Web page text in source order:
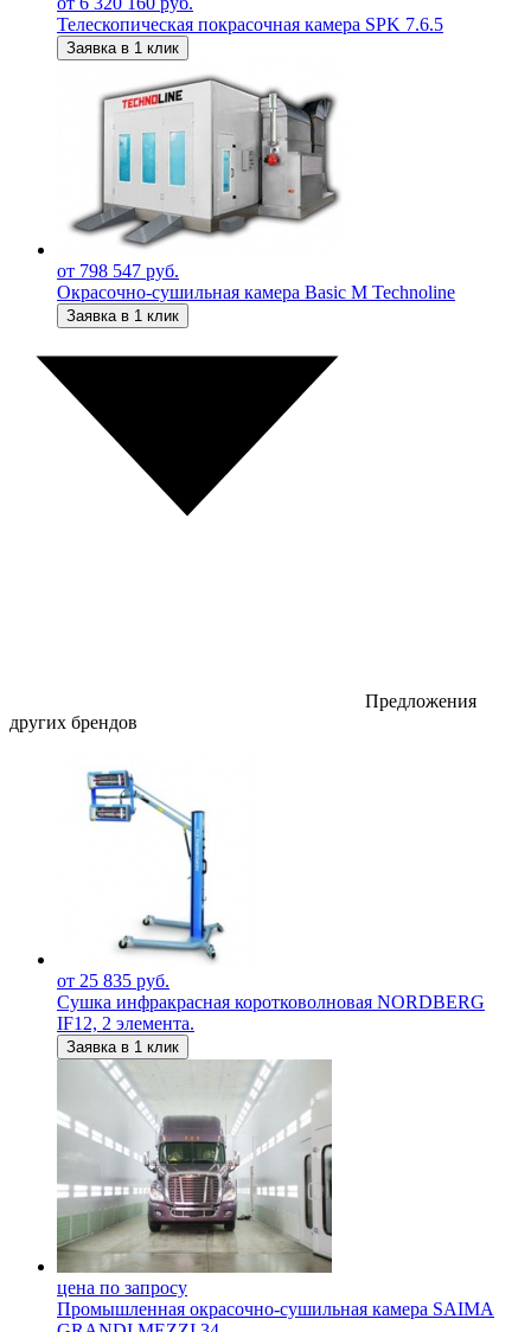
Телескопическая покрасочная камера SPK 7.6.5
Заявка в 1 клик
от 798 547 руб.
Окрасочно-сушильная камера Basic M Technoline
Заявка в 1 клик
Предложения
других брендов
от 25 835 руб.
Сушка инфракрасная коротковолновая NORDBERG
IF12, 2 элемента.
Заявка в 1 клик
цена по запросу
Промышленная окрасочно-сушильная камера SAIMA